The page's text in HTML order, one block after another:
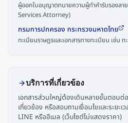
ผู้ออกใบอนุญาตทนายความผู้ทำคำรับรองลา
Services Attorney)
กรมการปกครอง กระทรวงมหาดไทย
ทะเบียนราษฎรและเอกสารทางทะเบียน เช่น
บริการที่เกี่ยวข้อง
เอกสารส่วนใหญ่ต้องเดินหลายขั้นตอน
เกี่ยวข้อง หรือสอบถามเงื่อนไขและระยะ
LINE หรืออีเมล (เว็บไซต์ไม่แสดงราคา)